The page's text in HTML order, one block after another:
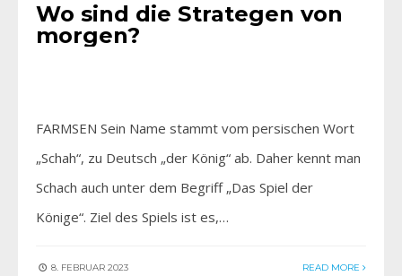
Wo sind die Strategen von
morgen?
FARMSEN Sein Name stammt vom persischen Wort
„Schah“, zu Deutsch „der König“ ab. Daher kennt man
Schach auch unter dem Begriff „Das Spiel der
Könige“. Ziel des Spiels ist es,…
8. FEBRUAR 2023 READ MORE